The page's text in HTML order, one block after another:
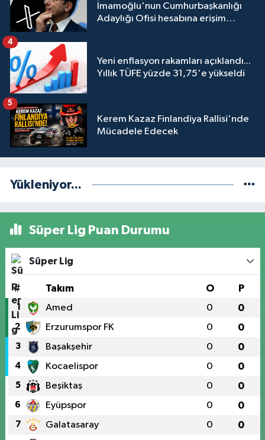
İmamoğlu'nun Cumhurbaşkanlığı
Adaylığı Ofisi hesabına erişim
Yeni enflasyon rakamları açıklandı...
Yıllık TÜFE yüzde 31,75'e yükseldi
4
Kerem Kazaz Finlandiya Rallisi'nde
Mücadele Edecek
5
Yükleniyor...
Süper Lig Puan Durumu
Süper Lig
# Takım O P
1 Amed 0 0
2 Erzurumspor FK 0 0
3 Başakşehir 0 0
4 Kocaelispor 0 0
5 Beşiktaş 0 0
6 Eyüpspor 0 0
7 Galatasaray 0 0